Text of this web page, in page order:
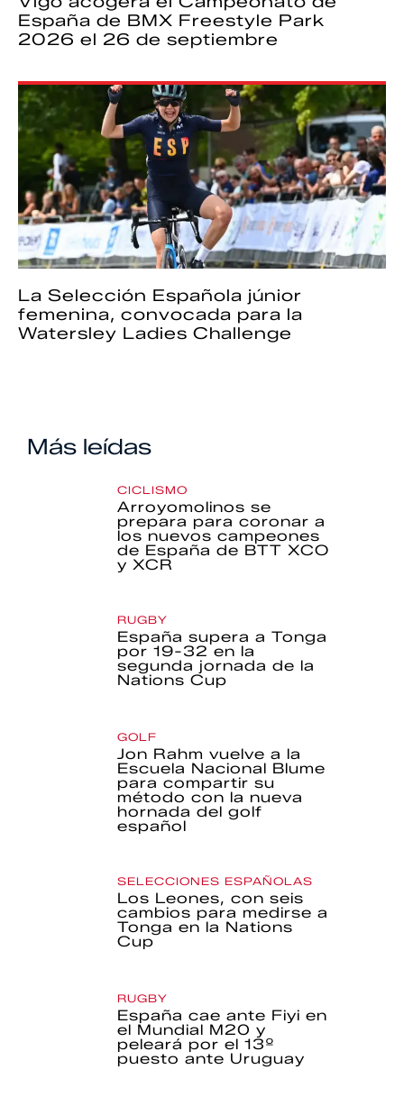
España de BMX Freestyle Park
2026 el 26 de septiembre
La Selección Española júnior
femenina, convocada para la
Watersley Ladies Challenge
Más leídas
CICLISMO
Arroyomolinos se
prepara para coronar a
los nuevos campeones
de España de BTT XCO
y XCR
RUGBY
España supera a Tonga
por 19-32 en la
segunda jornada de la
Nations Cup
GOLF
Jon Rahm vuelve a la
Escuela Nacional Blume
para compartir su
método con la nueva
hornada del golf
español
SELECCIONES ESPAÑOLAS
Los Leones, con seis
cambios para medirse a
Tonga en la Nations
Cup
RUGBY
España cae ante Fiyi en
el Mundial M20 y
peleará por el 13º
puesto ante Uruguay